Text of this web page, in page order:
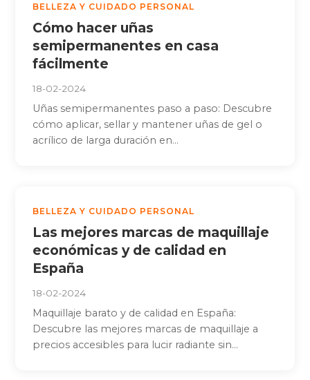
BELLEZA Y CUIDADO PERSONAL
Cómo hacer uñas
semipermanentes en casa
fácilmente
18-02-2024
Uñas semipermanentes paso a paso: Descubre
cómo aplicar, sellar y mantener uñas de gel o
acrílico de larga duración en...
BELLEZA Y CUIDADO PERSONAL
Las mejores marcas de maquillaje
económicas y de calidad en
España
18-02-2024
Maquillaje barato y de calidad en España:
Descubre las mejores marcas de maquillaje a
precios accesibles para lucir radiante sin...